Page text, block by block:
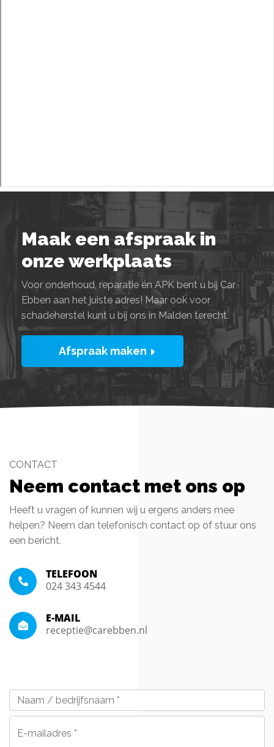
Maak een afspraak in
onze werkplaats
Voor onderhoud, reparatie én APK bent u bij Car
Ebben aan het juiste adres! Maar ook voor
schadeherstel kunt u bij ons in Malden terecht.
Afspraak maken
CONTACT
Neem contact met ons op
Heeft u vragen of kunnen wij u ergens anders mee
helpen? Neem dan telefonisch contact op of stuur ons
een bericht.
TELEFOON
024 343 4544
E-MAIL
receptie@carebben.nl
Naam
/
bedrijfsnaam *
mailadres *